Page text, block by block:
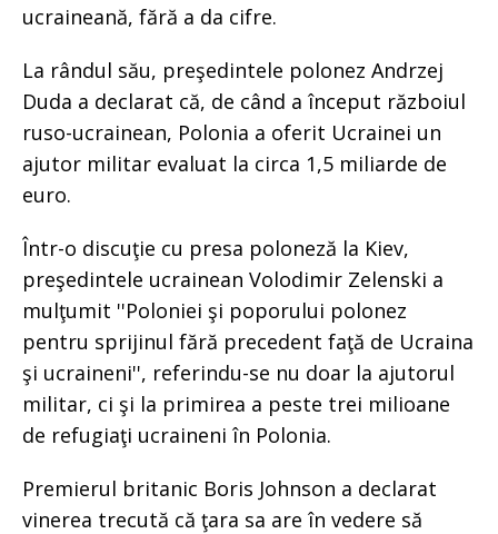
ucraineană, fără a da cifre.
La rândul său, preşedintele polonez Andrzej
Duda a declarat că, de când a început războiul
ruso-ucrainean, Polonia a oferit Ucrainei un
ajutor militar evaluat la circa 1,5 miliarde de
euro.
Într-o discuţie cu presa poloneză la Kiev,
preşedintele ucrainean Volodimir Zelenski a
mulţumit ''Poloniei şi poporului polonez
pentru sprijinul fără precedent faţă de Ucraina
şi ucraineni'', referindu-se nu doar la ajutorul
militar, ci şi la primirea a peste trei milioane
de refugiaţi ucraineni în Polonia.
Premierul britanic Boris Johnson a declarat
vinerea trecută că ţara sa are în vedere să